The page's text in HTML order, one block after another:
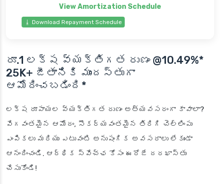
⭳ Download Repayment Schedule
రూ.1 లక్ష వ్యక్తిగత రుణం @10.49%*
25K+ జీతానికి ముందస్తుగా
ఆమోదించబడింది*
లక్ష రూపాయల వ్యక్తిగత రుణం అత్యవసరంగా కావాలా?
వేగవంతమైన ఆమోదం, సౌకర్యవంతమైన తిరిగి చెల్లింపు
ఎంపికలు మరియు ఎటువంటి అనుషంగిక అవసరాలు లేకుండా
ఆనందించండి. ఆర్థిక స్వేచ్ఛ కోసం ఈరోజే దరఖాస్తు
చేసుకోండి!